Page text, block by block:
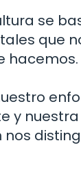
se
que
hacemos.
y
nos